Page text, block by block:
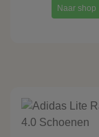
Naar shop